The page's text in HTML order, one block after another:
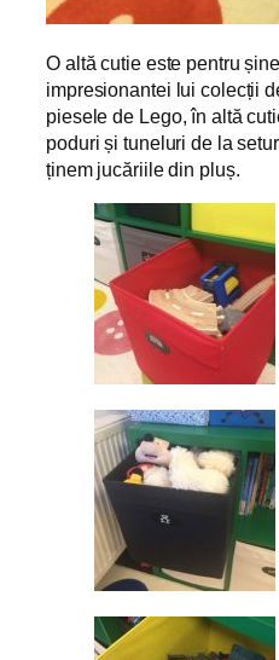
O altă cutie este pentru
impresionantei lui colecții
piesele de Lego, în altă
poduri și tuneluri de la
ținem jucăriile din pluș.